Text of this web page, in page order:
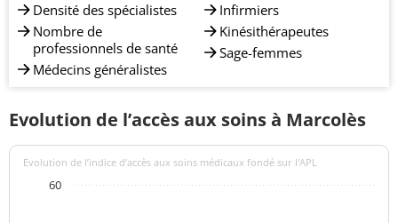
Densité des spécialistes
Nombre de
professionnels de santé
Médecins généralistes
Infirmiers
Kinésithérapeutes
Sage-femmes
Evolution de l’accès aux soins à Marcolès
Evolution de l’indice d’accès aux soins médicaux fondé sur l'APL
60